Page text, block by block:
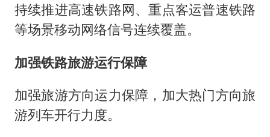
持续推进高速铁路网、重点客运普速铁路
等场景移动网络信号连续覆盖。
加强铁路旅游运行保障
加强旅游方向运力保障，加大热门方向旅
游列车开行力度。